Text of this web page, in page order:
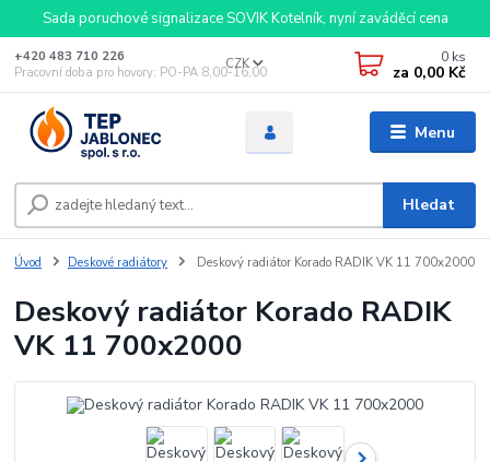
Sada poruchové signalizace SOVIK Kotelník, nyní zaváděcí cena
Menu
CZK
Hledat
+420 483 710 226
Pracovní doba pro hovory: PO-PA 8,00-16,00
0 ks
za 0,00 Kč
Úvod Deskové radiátory Deskový radiátor Korado RADIK VK 11 700x2000
Deskový radiátor Korado RADIK
VK 11 700x2000